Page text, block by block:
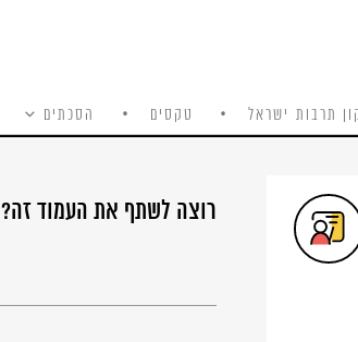
תרבות ישראל טקסים הסכתים
רוצה לשתף את העמוד זה?